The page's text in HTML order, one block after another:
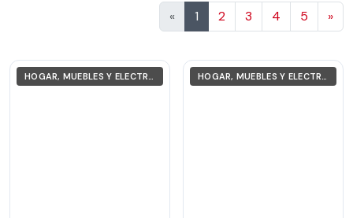
« 1 2 3 4 5 »
HOGAR, MUEBLES Y ELECTRODOMÉSTICOS HOGAR, MUEBLES Y ELECTRODOMÉSTICOS